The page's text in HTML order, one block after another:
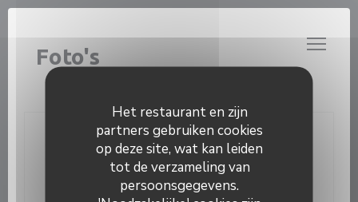
Cookies beheer paneel
Het restaurant en zijn
partners gebruiken cookies
op deze site, wat kan leiden
tot de verzameling van
persoonsgegevens.
Foto's
Neem contact met ons op
Reserveer een tafel